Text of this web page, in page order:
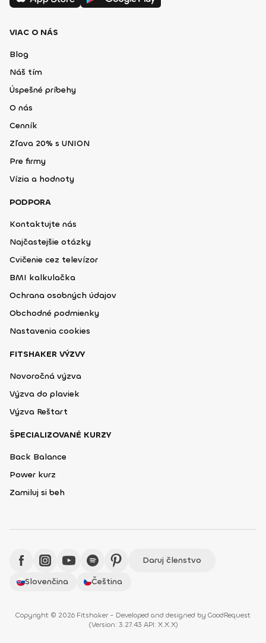
VIAC O NÁS
Blog
Náš tím
Úspešné príbehy
O nás
Cenník
Zľava 20% s UNION
Pre firmy
Vízia a hodnoty
PODPORA
Kontaktujte nás
Najčastejšie otázky
Cvičenie cez televízor
BMI kalkulačka
Ochrana osobných údajov
Obchodné podmienky
Nastavenia cookies
FITSHAKER VÝZVY
Novoročná výzva
Výzva do plaviek
Výzva Reštart
ŠPECIALIZOVANÉ KURZY
Back Balance
Power kurz
Zamiluj si beh
Daruj členstvo
Slovenčina
Čeština
Copyright © 2026 Fitshaker - Developed and designed by GoodRequest
(Version: 3.27.43 API: X.X.X)